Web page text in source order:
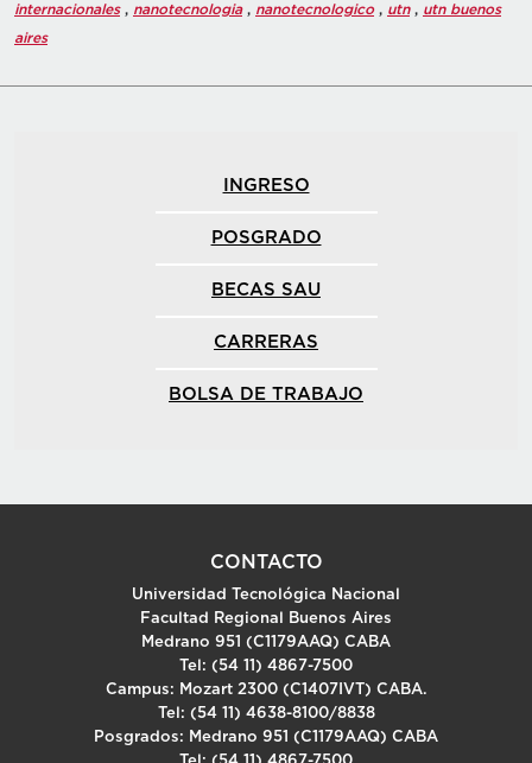
internacionales, nanotecnologia, nanotecnologico, utn, utn buenos
aires
INGRESO
POSGRADO
BECAS SAU
CARRERAS
BOLSA DE TRABAJO
CONTACTO
Universidad Tecnológica Nacional
Facultad Regional Buenos Aires
Medrano 951 (C1179AAQ) CABA
Tel: (54 11) 4867-7500
Campus: Mozart 2300 (C1407IVT) CABA.
Tel: (54 11) 4638-8100/8838
Posgrados: Medrano 951 (C1179AAQ) CABA